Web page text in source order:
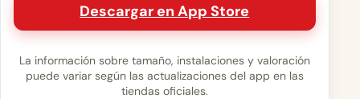
Descargar en App Store
La información sobre tamaño, instalaciones y valoración
puede variar según las actualizaciones del app en las
tiendas oficiales.